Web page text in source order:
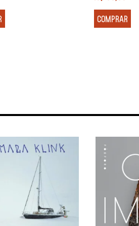
COMPRAR